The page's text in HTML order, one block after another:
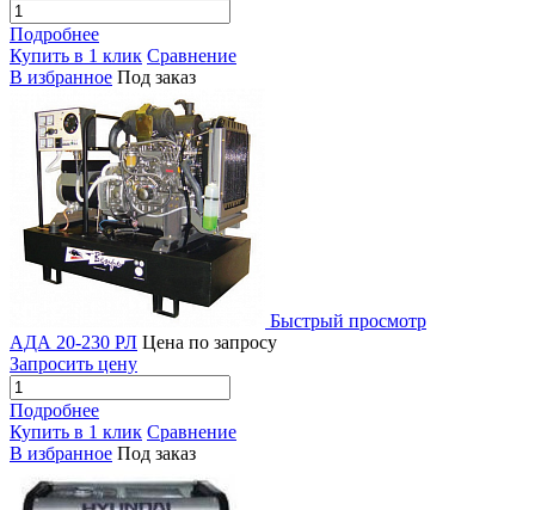
Подробнее
Купить в 1 клик Сравнение
В избранное Под заказ
Быстрый просмотр
АДА 20-230 РЛ Цена по запросу
Запросить цену
Подробнее
Купить в 1 клик Сравнение
В избранное Под заказ